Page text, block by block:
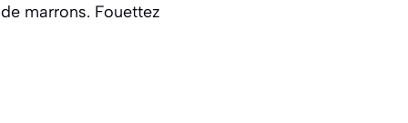
marrons. Fouettez